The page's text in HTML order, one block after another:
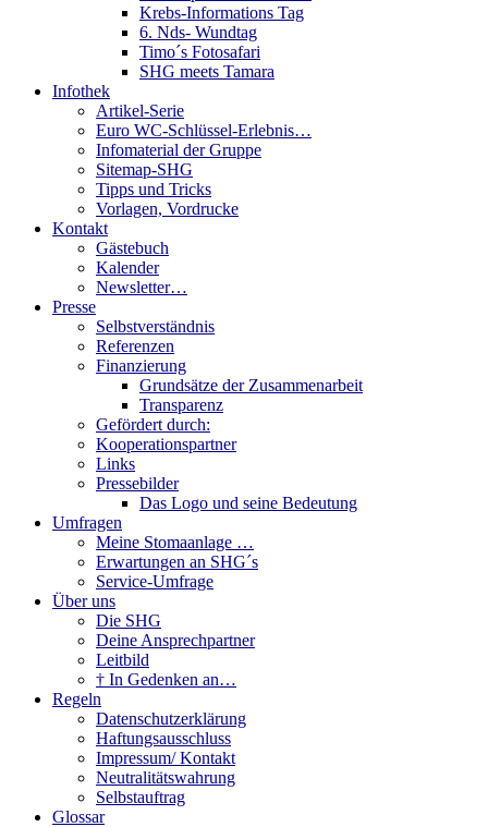
Krebs-Informations Tag
6. Nds- Wundtag
Timo´s Fotosafari
SHG meets Tamara
Infothek
Artikel-Serie
Euro WC-Schlüssel-Erlebnis…
Infomaterial der Gruppe
Sitemap-SHG
Tipps und Tricks
Vorlagen, Vordrucke
Kontakt
Gästebuch
Kalender
Newsletter…
Presse
Selbstverständnis
Referenzen
Finanzierung
Grundsätze der Zusammenarbeit
Transparenz
Gefördert durch:
Kooperationspartner
Links
Pressebilder
Das Logo und seine Bedeutung
Umfragen
Meine Stomaanlage …
Erwartungen an SHG´s
Service-Umfrage
Über uns
Die SHG
Deine Ansprechpartner
Leitbild
† In Gedenken an…
Regeln
Datenschutzerklärung
Haftungsausschluss
Impressum/ Kontakt
Neutralitätswahrung
Selbstauftrag
Glossar